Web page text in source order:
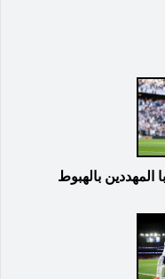
المهددين بالهبوط